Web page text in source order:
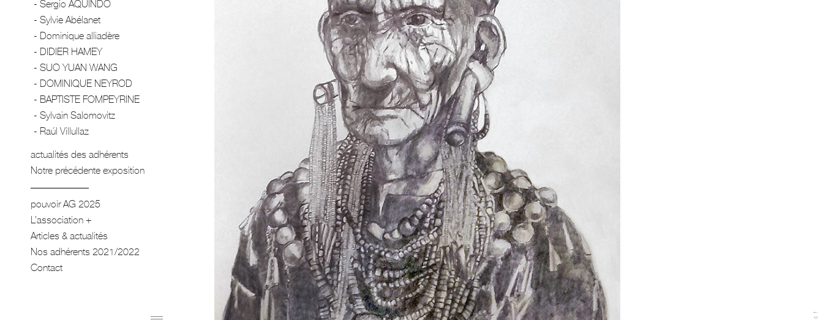
Sergio AQUINDO
Sylvie Abélanet
Dominique alliadère
DIDIER HAMEY
SUO YUAN WANG
DOMINIQUE NEYROD
BAPTISTE FOMPEYRINE
Sylvain Salomovitz
Raúl Villullaz
actualités des adhérents
Notre précédente exposition
pouvoir AG 2025
L’association
Articles & actualités
Nos adhérents 2021/2022
Contact